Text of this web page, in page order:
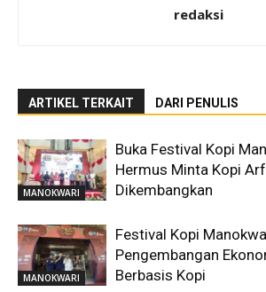
redaksi
ARTIKEL TERKAIT DARI PENULIS
MANOKWARI
Buka Festival Kopi
Hermus Minta Kopi
Dikembangkan
MANOKWARI
Festival Kopi
Pengembangan
Berbasis Kopi